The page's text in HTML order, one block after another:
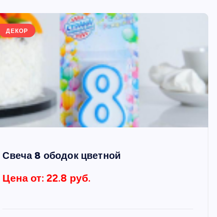
ДЕКОР
Свеча 8 ободок цветной
Цена от: 22.8 руб.